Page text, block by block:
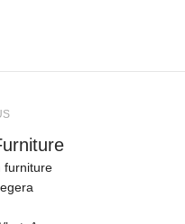
furniture